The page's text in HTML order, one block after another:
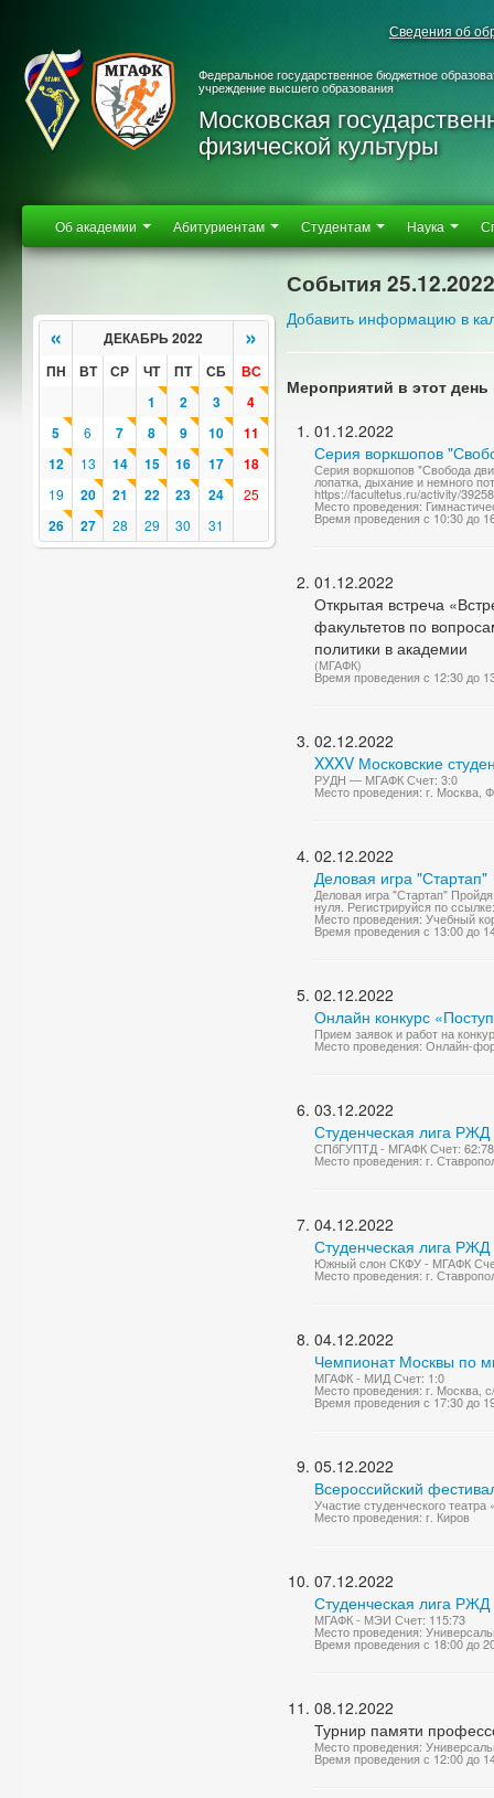
Сведения об
Федеральное государственное бюджетное
учреждение высшего образования
Московская
физической культуры
Об академии Абитуриентам Студентам Наука
« ДЕКАБРЬ 2022 »
ПН ВТ СР ЧТ ПТ СБ
ВС
1
2 3
4
5
6 7 8 9 10
11
12
13 14 15 16 17 18
19 20 21 22 23 24 25
26 27 28 29 30 31
События 25.12.2022
Добавить информацию в
Мероприятий в этот день
01.12.2022
Серия воркшопов
Серия воркшопов "Свобода
лопатка, дыхание и немного
https://facultetus.ru/activity/39258
Место проведения:
Время проведения с 10:30 до
01.12.2022
Открытая встреча
факультетов по
политики в академии
(МГАФК)
Время проведения с 12:30 до
02.12.2022
XXXV Московские
РУДН — МГАФК Счет: 3:0
Место проведения: г. Москва,
02.12.2022
Деловая игра "Стартап"
Деловая игра "Стартап"
нуля. Регистрируйся по
Место проведения: Учебный
Время проведения с 13:00 до
02.12.2022
Онлайн конкурс
Прием заявок и работ на
Место проведения: Онлайн-
03.12.2022
Студенческая лига
СПбГУПТД - МГАФК Счет: 62:78
Место проведения: г.
04.12.2022
Студенческая лига
Южный слон СКФУ - МГАФК
Место проведения: г.
04.12.2022
Чемпионат Москвы по
МГАФК - МИД Счет: 1:0
Место проведения: г.
Время проведения с 17:30 до
05.12.2022
Всероссийский
Участие студенческого театра
Место проведения: г. Киров
07.12.2022
Студенческая лига
МГАФК - МЭИ Счет: 115:73
Место проведения:
Время проведения с 18:00 до
08.12.2022
Турнир памяти
Место проведения:
Время проведения с 12:00 до